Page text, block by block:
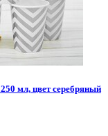
мл, цвет серебряный